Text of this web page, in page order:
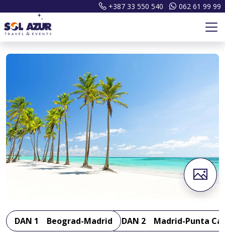
+387 33 550 540 062 61 99 99
DAN 2 Madrid-Punta
DAN 1 Beograd-Madrid